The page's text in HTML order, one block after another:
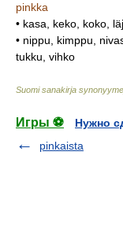
pinkka
• kasa, keko, koko,
• nippu, kimppu,
tukku, vihko
Suomi sanakirja
Игры ⚽
Нужно
pinkaista